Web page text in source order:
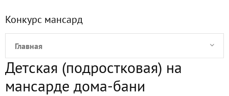
Конкурс мансард
Главная
Все публикации
Детская (подростковая) на
мансарде дома-бани